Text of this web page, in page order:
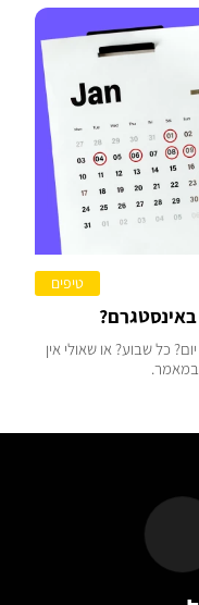
טיפים
כל שבוע? או שאולי אין
במאמר.